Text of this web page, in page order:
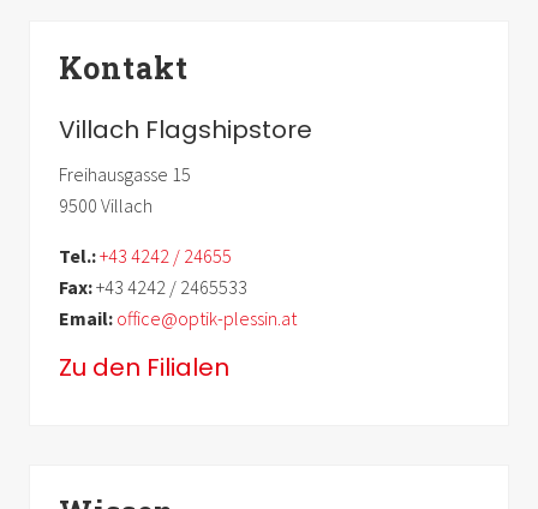
Sidebar
Kontakt
Villach Flagshipstore
Freihausgasse 15
9500 Villach
Tel.:+43 4242 / 24655
Fax:+43 4242 / 2465533
Email: office@optik-plessin.at
Zu den Filialen